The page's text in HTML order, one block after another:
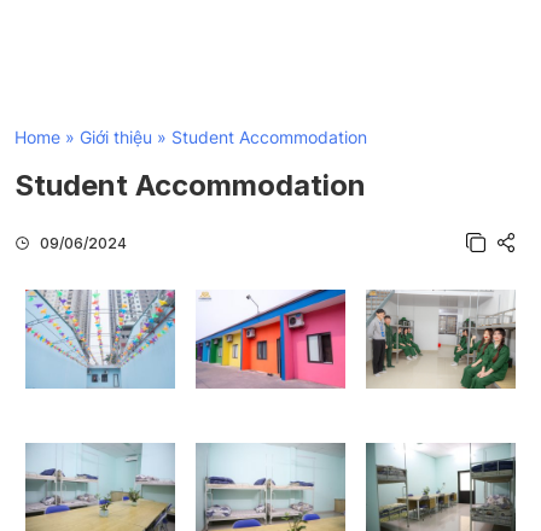
Home » Giới thiệu » Student Accommodation
Student Accommodation
09/06/2024